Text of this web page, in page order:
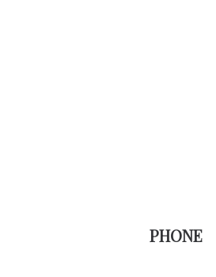
PHONE